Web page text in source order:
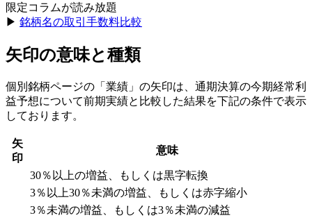
限定コラムが読み放題
▶︎ 銘柄名の取引手数料比較
矢印の意味と種類
個別銘柄ページの「業績」の矢印は、通期決算の今期経常利
益予想について前期実績と比較した結果を下記の条件で表示
しております。
矢
印
意味
30％以上の増益、もしくは黒字転換
3％以上30％未満の増益、もしくは赤字縮小
3％未満の増益、もしくは3％未満の減益